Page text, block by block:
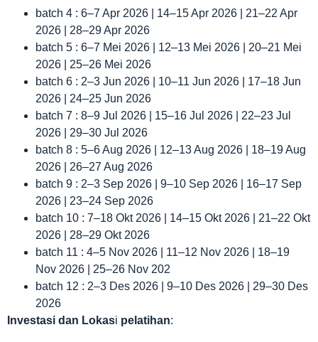
batch 4 : 6–7 Apr 2026 | 14–15 Apr 2026 | 21–22 Apr
2026 | 28–29 Apr 2026
batch 5 : 6–7 Mei 2026 | 12–13 Mei 2026 | 20–21 Mei
2026 | 25–26 Mei 2026
batch 6 : 2–3 Jun 2026 | 10–11 Jun 2026 | 17–18 Jun
2026 | 24–25 Jun 2026
batch 7 : 8–9 Jul 2026 | 15–16 Jul 2026 | 22–23 Jul
2026 | 29–30 Jul 2026
batch 8 : 5–6 Aug 2026 | 12–13 Aug 2026 | 18–19 Aug
2026 | 26–27 Aug 2026
batch 9 : 2–3 Sep 2026 | 9–10 Sep 2026 | 16–17 Sep
2026 | 23–24 Sep 2026
batch 10 : 7–18 Okt 2026 | 14–15 Okt 2026 | 21–22 Okt
2026 | 28–29 Okt 2026
batch 11 : 4–5 Nov 2026 | 11–12 Nov 2026 | 18–19
Nov 2026 | 25–26 Nov 202
batch 12 : 2–3 Des 2026 | 9–10 Des 2026 | 29–30 Des
2026
Investasi dan Lokasi pelatihan: